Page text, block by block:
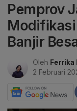
Pemprov
Modifikasi
Banjir
Oleh Ferrika
2 Februari